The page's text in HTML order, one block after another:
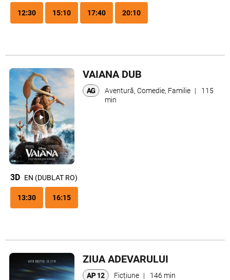
12:30 15:10 17:40 20:10
VAIANA DUB
Aventură, Comedie, Familie |
115
min
3D EN (DUBLAT RO)
13:30 16:15
ZIUA ADEVARULUI
Ficțiune | 146 min